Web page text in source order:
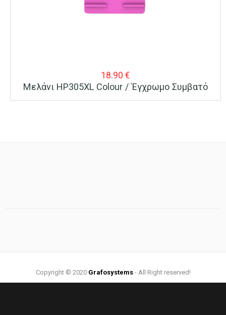
18.90 €
Μελάνι HP305XL Colour / Έγχρωμο Συμβατό
Copyright © 2020 Grafosystems- All Right reserved!